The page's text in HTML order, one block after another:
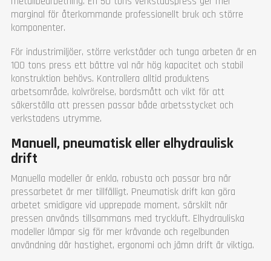
marginal för återkommande professionellt bruk och större
komponenter.
För industrimiljöer, större verkstäder och tunga arbeten är en
100 tons press ett bättre val när hög kapacitet och stabil
konstruktion behövs. Kontrollera alltid produktens
arbetsområde, kolvrörelse, bordsmått och vikt för att
säkerställa att pressen passar både arbetsstycket och
verkstadens utrymme.
Manuell, pneumatisk eller elhydraulisk
drift
Manuella modeller är enkla, robusta och passar bra när
pressarbetet är mer tillfälligt. Pneumatisk drift kan göra
arbetet smidigare vid upprepade moment, särskilt när
pressen används tillsammans med tryckluft. Elhydrauliska
modeller lämpar sig för mer krävande och regelbunden
användning där hastighet, ergonomi och jämn drift är viktiga.